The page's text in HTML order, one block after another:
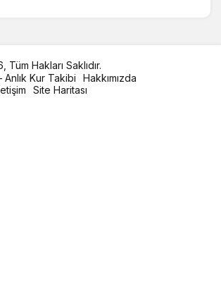
Hakları Saklıdır.
Anlık Kur Takibi
Hakkımızda
Site Haritası